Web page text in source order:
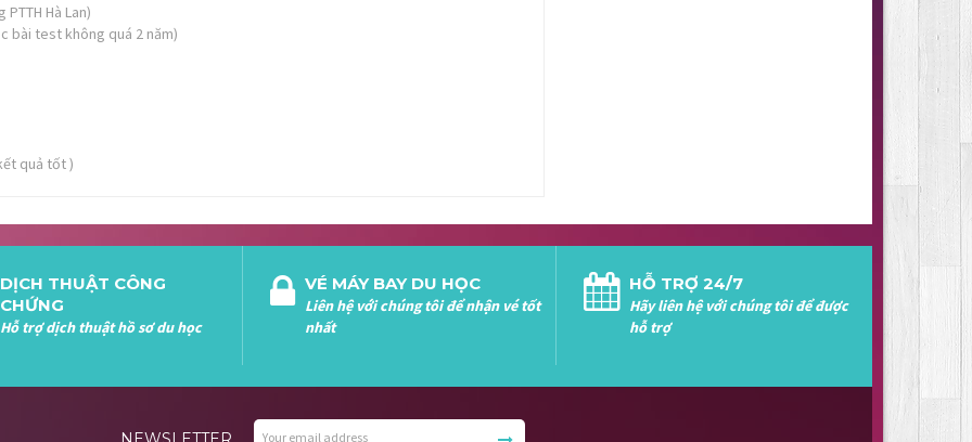
Hà Lan)
bài test không quá 2 năm)
quả tốt )
DỊCH THUẬT CÔNG
CHỨNG
Hỗ trợ dịch thuật hồ sơ du học
VÉ MÁY BAY DU HỌC
Liên hệ với chúng tôi để nhận vé tốt
nhất
HỖ TRỢ 24/7
Hãy liên hệ với chúng tôi để được
hỗ trợ